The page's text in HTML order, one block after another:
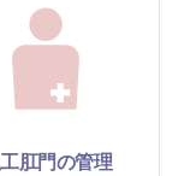
工肛門の管理